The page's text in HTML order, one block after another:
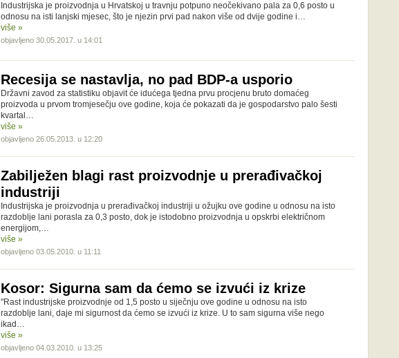
Industrijska je proizvodnja u Hrvatskoj u travnju potpuno neočekivano pala za 0,6 posto u
odnosu na isti lanjski mjesec, što je njezin prvi pad nakon više od dvije godine i…
više »
objavljeno 30.05.2017. u 14:01
Recesija se nastavlja, no pad BDP-a usporio
Državni zavod za statistiku objavit će idućega tjedna prvu procjenu bruto domaćeg
proizvoda u prvom tromjesečju ove godine, koja će pokazati da je gospodarstvo palo šesti
kvartal…
više »
objavljeno 26.05.2013. u 12:20
Zabilježen blagi rast proizvodnje u prerađivačkoj
industriji
Industrijska je proizvodnja u prerađivačkoj industriji u ožujku ove godine u odnosu na isto
razdoblje lani porasla za 0,3 posto, dok je istodobno proizvodnja u opskrbi električnom
energijom,…
više »
objavljeno 03.05.2010. u 11:11
Kosor: Sigurna sam da ćemo se izvući iz krize
''Rast industrijske proizvodnje od 1,5 posto u siječnju ove godine u odnosu na isto
razdoblje lani, daje mi sigurnost da ćemo se izvući iz krize. U to sam sigurna više nego
ikad…
više »
objavljeno 04.03.2010. u 13:25